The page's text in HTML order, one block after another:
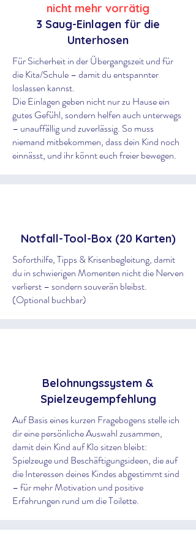
nicht mehr vorrätig
3 Saug-Einlagen für die
Unterhosen
Für Sicherheit in der Übergangszeit und für
die Kita/Schule – damit du entspannter
loslassen kannst.
Die Einlagen geben nicht nur zu Hause ein
gutes Gefühl, sondern helfen auch unterwegs
– unauffällig und zuverlässig. So muss
niemand mitbekommen, dass dein Kind noch
einnässt, und ihr könnt euch freier bewegen.
Notfall-Tool-Box (20 Karten)
Soforthilfe, Tipps & Krisenbegleitung, damit
du in schwierigen Momenten nicht die Nerven
verlierst – sondern souverän bleibst.
(Optional buchbar)
Belohnungssystem &
Spielzeugempfehlung
Auf Basis eines kurzen Fragebogens stelle ich
dir eine persönliche Auswahl zusammen,
damit dein Kind auf Klo sitzen bleibt:
Spielzeuge und Beschäftigungsideen, die auf
die Interessen deines Kindes abgestimmt sind
– für mehr Motivation und positive
Erfahrungen rund um die Toilette.